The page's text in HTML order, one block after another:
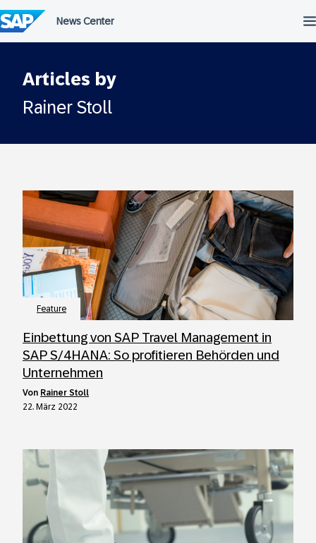
Articles by
Rainer Stoll
Feature
Einbettung von SAP Travel Management in
SAP S/4HANA: So profitieren Behörden und
Unternehmen
von Rainer Stoll
22. März 2022